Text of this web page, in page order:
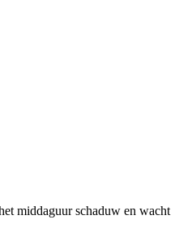
middaguur schaduw en wacht